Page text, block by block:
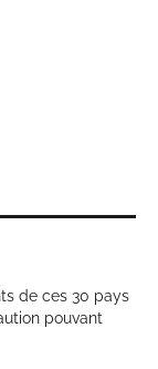
de ces 30 pays
pouvant